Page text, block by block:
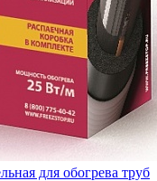
для обогрева труб